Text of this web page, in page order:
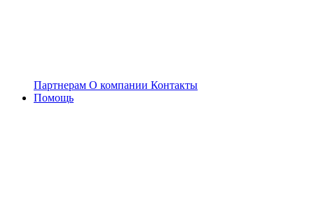
Партнерам О компании Контакты
Помощь